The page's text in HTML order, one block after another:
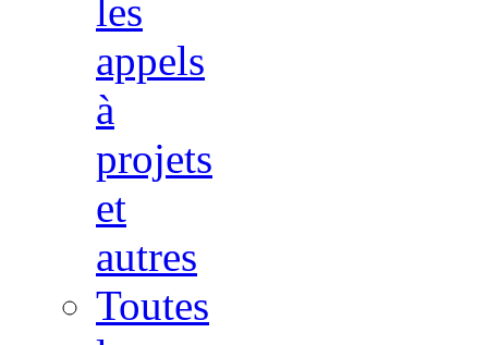
les
appels
à
projets
et
autres
Toutes